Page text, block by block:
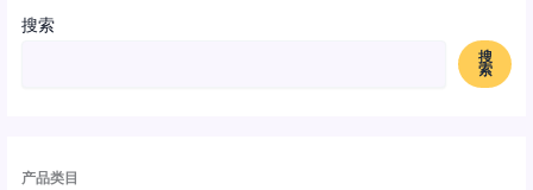
搜索
搜
索
产品类目